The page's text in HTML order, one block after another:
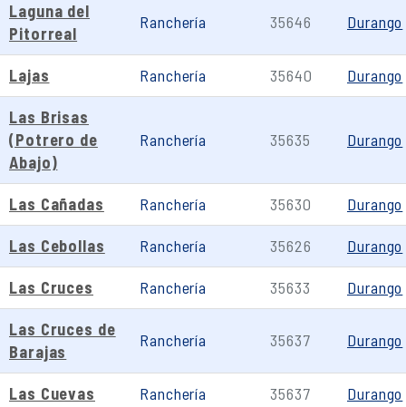
Laguna del
Pitorreal
Ranchería 35646 Durango
Lajas Ranchería 35640 Durango
Las Brisas
(Potrero de
Abajo)
Ranchería 35635 Durango
Las Cañadas Ranchería 35630 Durango
Las Cebollas Ranchería 35626 Durango
Las Cruces Ranchería 35633 Durango
Las Cruces de
Barajas
Ranchería 35637 Durango
Las Cuevas Ranchería 35637 Durango